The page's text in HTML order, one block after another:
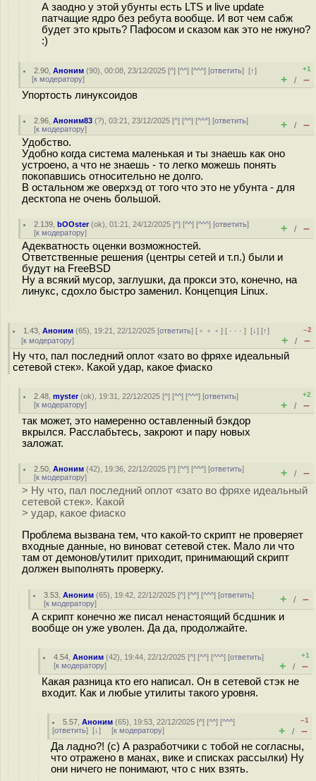
А заодно у этой убунты есть LTS и live update
патчащие ядро без ребута вообще. И вот чем сабж
будет это крыть? Пафосом и сказом как это не нжуно?
:)
2.90 ,Аноним (90), 00:08, 23/12/2025 [^] [^^] [^^^] [ответить][↑]
[к модератору]
+1
+ / –
Упортость линуксоидов
2.96 ,Аноним83 (?), 03:21, 23/12/2025 [^] [^^] [^^^] [ответить]
[к модератору] + / –
Удобство.
Удобно когда система маленькая и ты знаешь как оно
устроено, а что не знаешь - то легко можешь понять
покопавшись относительно не долго.
В остальном же оверхэд от того что это не убунта - для
десктопа не очень большой.
2.139 ,bOOster(ok), 01:21, 24/12/2025 [^] [^^] [^^^] [ответить]
[к модератору] + / –
Адекватность оценки возможностей.
Ответственные решения (центры сетей и т.п.) были и
будут на FreeBSD
Ну а всякий мусор, заглушки, да прокси это, конечно, на
линукс, сдохло быстро заменил. Концепция Linux.
1.43 ,Аноним (65), 19:21, 22/12/2025 [ответить] [ ﹢﹢﹢] [ · · ·][↓] [↑]
[к модератору]
–2
+ / –
Ну что, пал последний оплот «зато во фряхе идеальный
сетевой стек». Какой удар, какое фиаско
2.48 ,myster(ok), 19:31, 22/12/2025 [^] [^^] [^^^] [ответить]
[к модератору]
+2
+ / –
так может, это намеренно оставленный бэкдор
вкрылся. Расслабьтесь, закроют и пару новых
заложат.
2.50 ,Аноним (42), 19:36, 22/12/2025 [^] [^^] [^^^] [ответить]
[к модератору] + / –
> Ну что, пал последний оплот «зато во фряхе идеальный
сетевой стек». Какой
> удар, какое фиаско
Проблема вызвана тем, что какой-то скрипт не проверяет
входные данные, но виноват сетевой стек. Мало ли что
там от демонов/утилит приходит, принимающий скрипт
должен выполнять проверку.
3.53 ,Аноним (65), 19:42, 22/12/2025 [^] [^^] [^^^] [ответить]
[к модератору] + / –
А скрипт конечно же писал ненастоящий бсдшник и
вообще он уже уволен. Да да, продолжайте.
4.54 ,Аноним (42), 19:44, 22/12/2025 [^] [^^] [^^^] [ответить]
[к модератору]
+1
+ / –
Какая разница кто его написал. Он в сетевой стэк не
входит. Как и любые утилиты такого уровня.
5.57 ,Аноним (65), 19:53, 22/12/2025 [^] [^^] [^^^]
[ответить] [↓] [к модератору]
–1
+ / –
Да ладно?! (с) А разработчики с тобой не согласны,
что отражено в манах, вике и списках рассылки) Ну
они ничего не понимают, что с них взять.